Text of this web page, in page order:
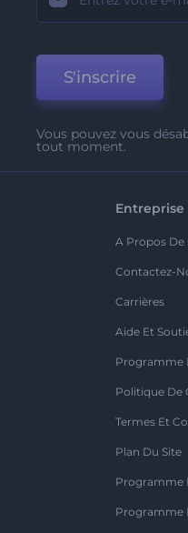
S'inscrire
Vous pouvez vous
tout moment.
Entreprise
A Propos De
Contactez-
Carrières
Aide Et
Programme
Politique De
Termes Et
Plan Du Site
Programme
Programme